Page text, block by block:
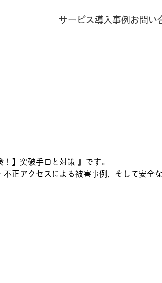
サービス導入事例 お問い
】突破手口と対策 』です。
正アクセスによる被害事例、そして安全